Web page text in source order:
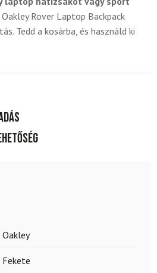
Rover Laptop Backpack
Tedd a kosárba, és használd ki
Oakley
Fekete